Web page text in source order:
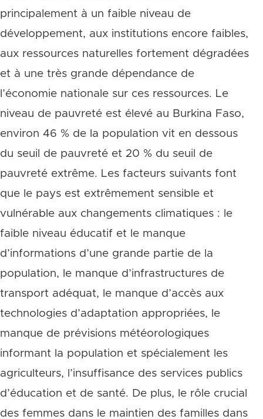
principalement à un faible niveau de
développement, aux institutions encore faibles,
aux ressources naturelles fortement dégradées
et à une très grande dépendance de
l’économie nationale sur ces ressources. Le
niveau de pauvreté est élevé au Burkina Faso,
environ 46 % de la population vit en dessous
du seuil de pauvreté et 20 % du seuil de
pauvreté extrême. Les facteurs suivants font
que le pays est extrêmement sensible et
vulnérable aux changements climatiques : le
faible niveau éducatif et le manque
d’informations d’une grande partie de la
population, le manque d’infrastructures de
transport adéquat, le manque d’accès aux
technologies d’adaptation appropriées, le
manque de prévisions météorologiques
informant la population et spécialement les
agriculteurs, l’insuffisance des services publics
d’éducation et de santé. De plus, le rôle crucial
des femmes dans le maintien des familles dans